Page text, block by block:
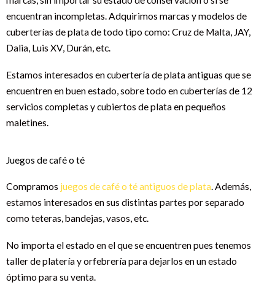
encuentran incompletas. Adquirimos marcas y modelos de
cuberterías de plata de todo tipo como: Cruz de Malta, JAY,
Dalia, Luis XV, Durán, etc.
Estamos interesados en cubertería de plata antiguas que se
encuentren en buen estado, sobre todo en cuberterías de 12
servicios completas y cubiertos de plata en pequeños
maletines.
Juegos de café o té
Compramos juegos de café o té antiguos de plata. Además,
estamos interesados en sus distintas partes por separado
como teteras, bandejas, vasos, etc.
No importa el estado en el que se encuentren pues tenemos
taller de platería y orfebrería para dejarlos en un estado
óptimo para su venta.